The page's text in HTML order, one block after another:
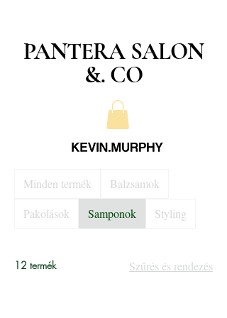
PANTERA SALON
&. CO
Minden termék
Balzsamok
Pakolások
Samponok Styling
12 termék Szűrés és rendezés